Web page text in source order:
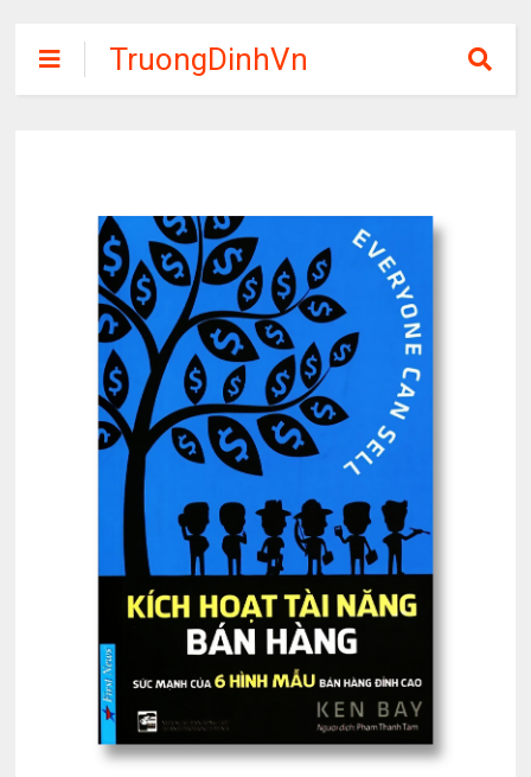
TruongDinhVn
Chia sẽ ebook,